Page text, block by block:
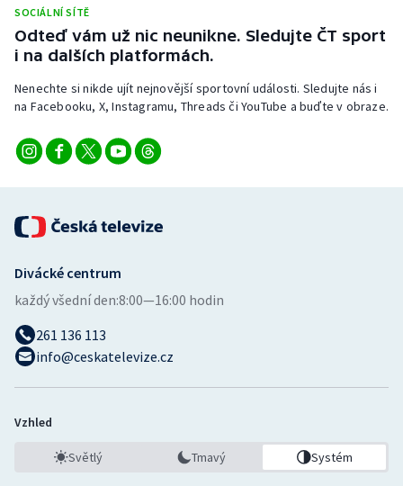
SOCIÁLNÍ SÍTĚ
Odteď vám už nic neunikne. Sledujte ČT sport
i na dalších platformách.
Nenechte si nikde ujít nejnovější sportovní události. Sledujte nás i
na Facebooku, X, Instagramu, Threads či YouTube a buďte v obraze.
Divácké centrum
každý všední den:8:00—16:00 hodin
261 136 113
info@ceskatelevize.cz
Vzhled
Světlý Tmavý Systém